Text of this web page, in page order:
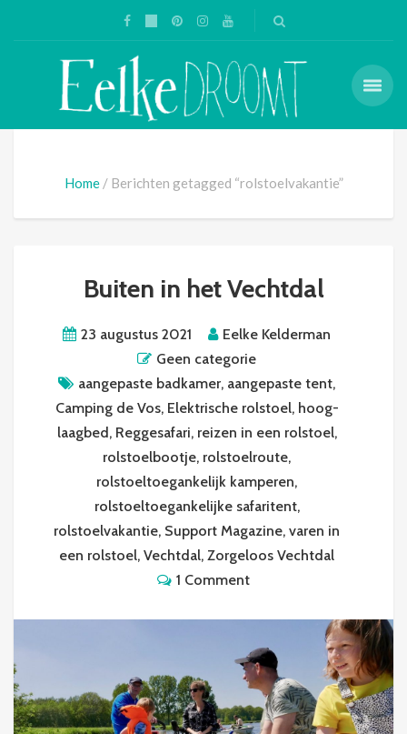
Home Berichten getagged “rolstoelvakantie”
Buiten in het Vechtdal
23 augustus 2021
Eelke Kelderman
Geen categorie
aangepaste badkamer, aangepaste tent,
Camping de Vos, Elektrische rolstoel, hoog-
laagbed, Reggesafari, reizen in een rolstoel,
rolstoelbootje, rolstoelroute,
rolstoeltoegankelijk kamperen,
rolstoeltoegankelijke safaritent,
rolstoelvakantie, Support Magazine, varen in
een rolstoel, Vechtdal, Zorgeloos Vechtdal
1 Comment